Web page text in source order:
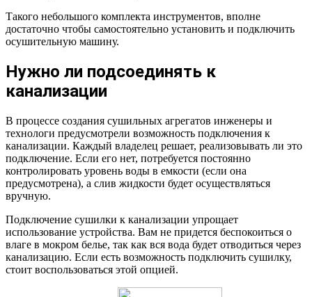
Такого небольшого комплекта инструментов, вполне
достаточно чтобы самостоятельно установить и подключить
осушительную машину.
Нужно ли подсоединять к
канализации
В процессе создания сушильных агрегатов инженеры и
технологи предусмотрели возможность подключения к
канализации. Каждый владелец решает, реализовывать ли это
подключение. Если его нет, потребуется постоянно
контролировать уровень воды в емкости (если она
предусмотрена), а слив жидкости будет осуществляться
вручную.
Подключение сушилки к канализации упрощает
использование устройства. Вам не придется беспокоиться о
влаге в мокром белье, так как вся вода будет отводиться через
канализацию. Если есть возможность подключить сушилку,
стоит воспользоваться этой опцией.